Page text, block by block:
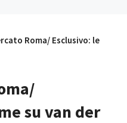
Roma/ Esclusivo: le
su van der